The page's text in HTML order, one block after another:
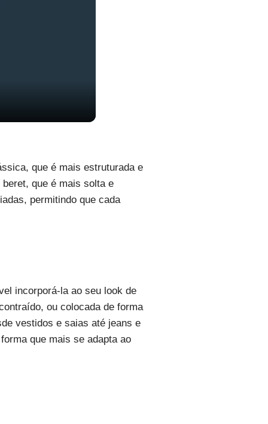
que é mais estruturada e
que é mais solta e
permitindo que cada
incorporá-la ao seu look de
ou colocada de forma
vestidos e saias até jeans e
que mais se adapta ao